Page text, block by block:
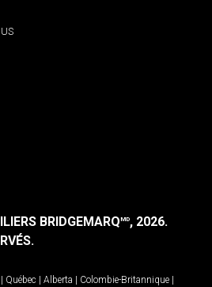
BRIDGEMARQMD, 2026.
Québec Alberta Colombie-Britannique